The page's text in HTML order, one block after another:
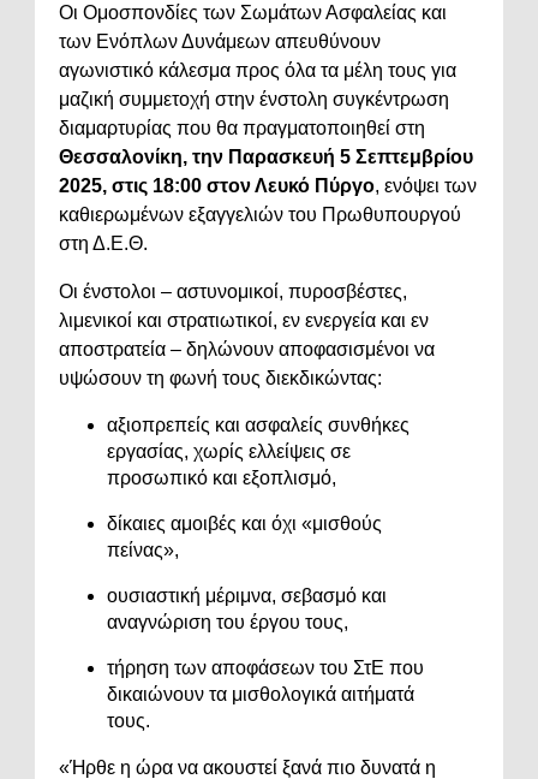
Οι Ομοσπονδίες των Σωμάτων Ασφαλείας και
των Ενόπλων Δυνάμεων απευθύνουν
αγωνιστικό κάλεσμα προς όλα τα μέλη τους για
μαζική συμμετοχή στην ένστολη συγκέντρωση
διαμαρτυρίας που θα πραγματοποιηθεί στη
Θεσσαλονίκη, την Παρασκευή 5 Σεπτεμβρίου
2025, στις 18:00 στον Λευκό Πύργο, ενόψει των
καθιερωμένων εξαγγελιών του Πρωθυπουργού
στη Δ.Ε.Θ.
Οι ένστολοι – αστυνομικοί, πυροσβέστες,
λιμενικοί και στρατιωτικοί, εν ενεργεία και εν
αποστρατεία – δηλώνουν αποφασισμένοι να
υψώσουν τη φωνή τους διεκδικώντας:
αξιοπρεπείς και ασφαλείς συνθήκες
εργασίας, χωρίς ελλείψεις σε
προσωπικό και εξοπλισμό,
δίκαιες αμοιβές και όχι «μισθούς
πείνας»,
ουσιαστική μέριμνα, σεβασμό και
αναγνώριση του έργου τους,
τήρηση των αποφάσεων του ΣτΕ που
δικαιώνουν τα μισθολογικά αιτήματά
τους.
«Ήρθε η ώρα να ακουστεί ξανά πιο δυνατά η